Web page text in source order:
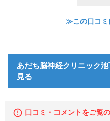
≫この口コミ
あだち脳神経クリニック
見る
口コミ・コメントをご覧